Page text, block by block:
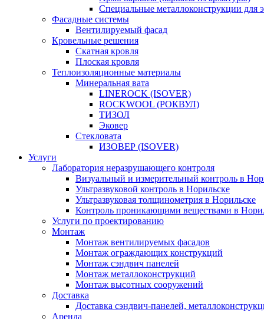
Специальные металлоконструкции для
Фасадные системы
Вентилируемый фасад
Кровельные решения
Скатная кровля
Плоская кровля
Теплоизоляцион­ные материалы
Минеральная вата
LINEROCK (ISOVER)
ROCKWOOL (РОКВУЛ)
ТИЗОЛ
Эковер
Стекловата
ИЗОВЕР (ISOVER)
Услуги
Лаборатория неразрушающего контроля
Визуальный и измерительный контроль в
Ультразвуковой контроль в Норильске
Ультразвуковая толщинометрия в Норильске
Контроль проникающими веществами в
Услуги по проектированию
Монтаж
Монтаж вентилируемых фасадов
Монтаж ограждающих конструкций
Монтаж сэндвич панелей
Монтаж металлоконструкций
Монтаж высотных сооружений
Доставка
Доставка сэндвич-панелей,
Аренда